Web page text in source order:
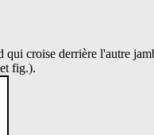
croise derrière l'autre
fig.).